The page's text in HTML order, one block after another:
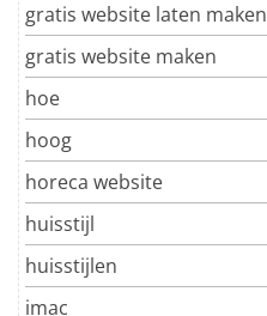
gratis website laten maken
gratis website maken
hoe
hoog
horeca website
huisstijl
huisstijlen
imac